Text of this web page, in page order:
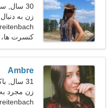
30 سال, سرطان
زن به دنبال
کنسرت ها،
Ambre
31 سال, باکره
42